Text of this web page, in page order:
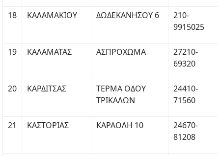
18 ΚΑΛΑΜΑΚΙΟΥ ΔΩΔΕΚΑΝΗΣΟΥ 6
210-
9915025
19 ΚΑΛΑΜΑΤΑΣ ΑΣΠΡΟΧΩΜΑ
27210-
69320
20 ΚΑΡΔΙΤΣΑΣ
ΤΕΡΜΑ ΟΔΟΥ
ΤΡΙΚΑΛΩΝ
24410-
71560
21 ΚΑΣΤΟΡΙΑΣ ΚΑΡΑΟΛΗ 10
24670-
81208